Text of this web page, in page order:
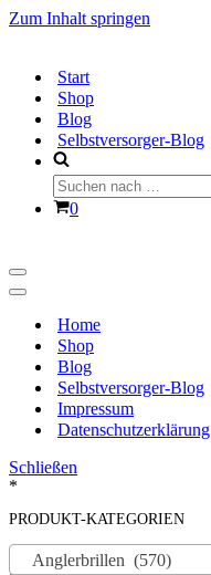
Zum Inhalt springen
Start
Shop
Blog
Selbstversorger-Blog
Suchen
nach …
Warenkorb
0
Navigationsmenü
Navigationsmenü
Home
Shop
Blog
Selbstversorger-Blog
Impressum
Datenschutzerklärung
Schließen
*
PRODUKT-KATEGORIEN
Anglerbrillen (570)